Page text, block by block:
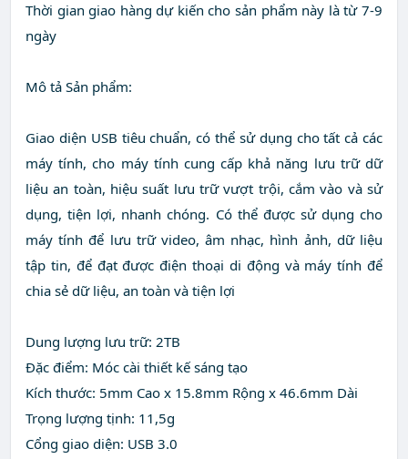
Thời gian giao hàng dự kiến cho sản phẩm này là từ 7-9
ngày
Mô tả Sản phẩm:
Giao diện USB tiêu chuẩn, có thể sử dụng cho tất cả các
máy tính, cho máy tính cung cấp khả năng lưu trữ dữ
liệu an toàn, hiệu suất lưu trữ vượt trội, cắm vào và sử
dụng, tiện lợi, nhanh chóng. Có thể được sử dụng cho
máy tính để lưu trữ video, âm nhạc, hình ảnh, dữ liệu
tập tin, để đạt được điện thoại di động và máy tính để
chia sẻ dữ liệu, an toàn và tiện lợi
Dung lượng lưu trữ: 2TB
Đặc điểm: Móc cài thiết kế sáng tạo
Kích thước: 5mm Cao x 15.8mm Rộng x 46.6mm Dài
Trọng lượng tịnh: 11,5g
Cổng giao diện: USB 3.0